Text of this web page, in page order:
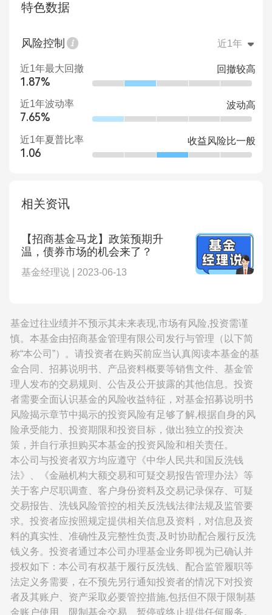
特色数据
风险控制 近1年
近1年最大回撤
1.87%
回撤较高
近1年波动率
7.65%
波动高
近1年夏普比率
1.06
收益风险比一般
相关资讯
【招商基金马龙】政策预期升
温，债券市场的机会来了？
基金经理说 | 2023-06-13
基金过往业绩并不预示其未来表现,市场有风险,投资需谨
慎。本基金由招商基金管理有限公司发行与管理（以下简
称“本公司”）。请投资者在购买前应当认真阅读本基金的基
金合同、招募说明书、产品资料概要等销售文件、基金管
理人发布的交易规则、公告及公开披露的其他信息。投资
者需要全面认识基金的风险收益特征，对基金招募说明书
风险揭示章节中揭示的投资风险有足够了解,根据自身的风
险承受能力、投资期限和投资目标，做出独立的投资决
策，并自行承担购买本基金的投资风险和相关责任。
本公司与投资者双方均应遵守《中华人民共和国反洗钱
法》、《金融机构大额交易和可疑交易报告管理办法》等
关于客户尽职调查、客户身份资料及交易记录保存、可疑
交易报告、洗钱风险管控的相关反洗钱法律法规及监管要
求。投资者应按照规定提供相关信息及资料，对信息及资
料的真实性、准确性及完整性负责,及时协助配合履行反洗
钱义务。投资者通过本公司办理基金业务即视为已确认并
授权如下：本公司有权基于履行反洗钱、配合监管履职等
法定义务需要，在不预先另行通知投资者的情况下对投资
者及其账户、资产采取必要管控措施,包括但不限于限制基
金账户使用、限制基金交易、暂停或终止提供任何服务。